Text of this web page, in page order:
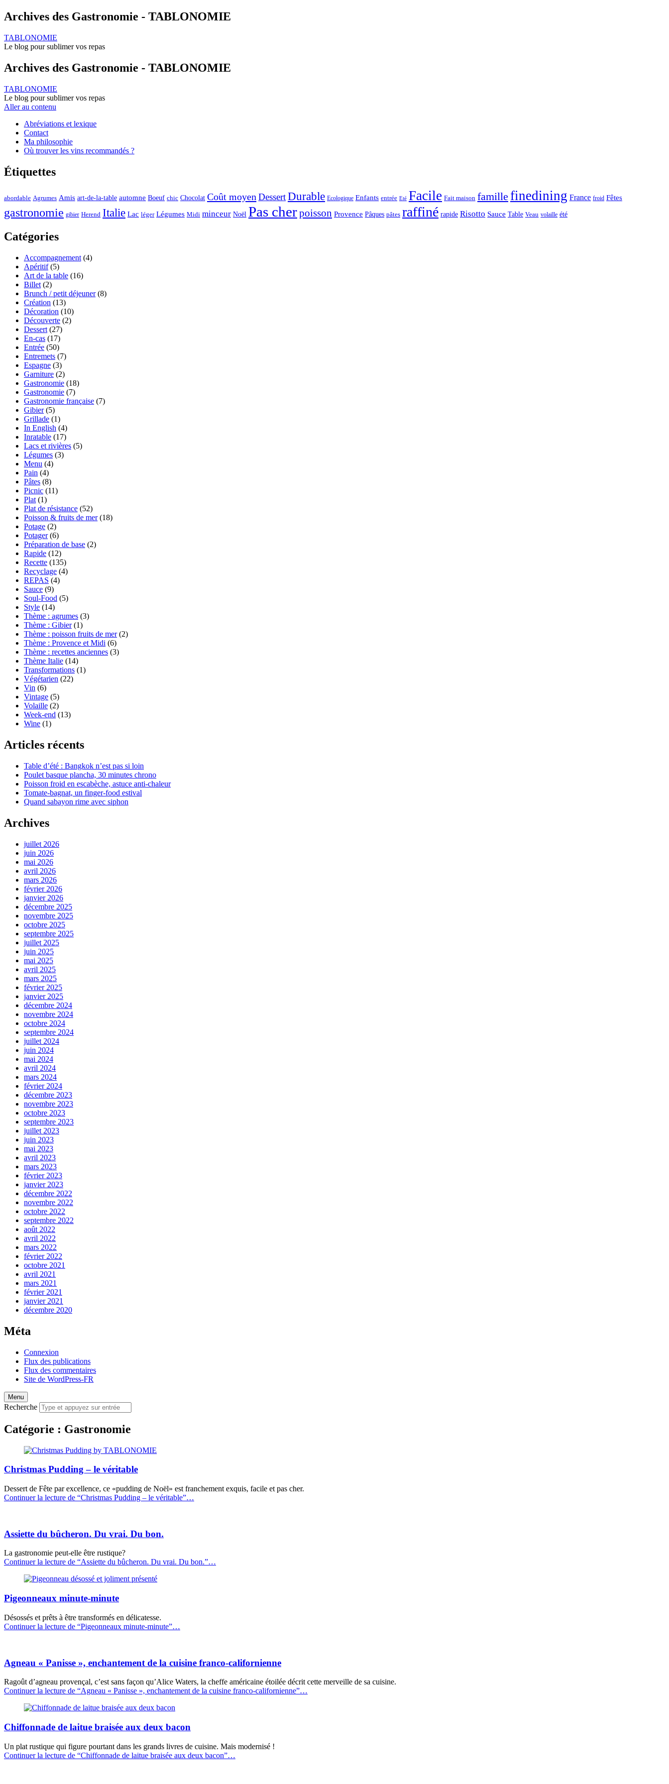
Archives des Gastronomie - TABLONOMIE
TABLONOMIE
Le blog pour sublimer vos repas
Archives des Gastronomie - TABLONOMIE
TABLONOMIE
Le blog pour sublimer vos repas
Aller au contenu
Abréviations et lexique
Contact
Ma philosophie
Où trouver les vins recommandés ?
Étiquettes
abordable Agrumes Amis art-de-la-table automne Boeuf chic Chocolat Coût moyenDessertDurable Ecologique Enfants entrée Eté Facile Fait maison famille finedining France froid Fêtes
gastronomie gibier Herend Italie Lac léger Légumes Midi minceur Noël Pas cherpoisson Provence Pâques pâtes raffiné rapide Risotto Sauce Table Veau volaille été
Catégories
Accompagnement (4)
Apéritif(5)
Art de la table (16)
Billet (2)
Brunch / petit déjeuner(8)
Création (13)
Décoration (10)
Découverte (2)
Dessert (27)
En-cas (17)
Entrée (50)
Entremets (7)
Espagne (3)
Garniture (2)
Gastronomie (18)
Gastronomie (7)
Gastronomie française (7)
Gibier(5)
Grillade (1)
In English (4)
Inratable (17)
Lacs et rivières (5)
Légumes (3)
Menu (4)
Pain (4)
Pâtes (8)
Picnic (11)
Plat (1)
Plat de résistance (52)
Poisson & fruits de mer(18)
Potage (2)
Potager(6)
Préparation de base (2)
Rapide (12)
Recette (135)
Recyclage (4)
REPAS (4)
Sauce (9)
Soul-Food (5)
Style (14)
Thème : agrumes (3)
Thème : Gibier(1)
Thème : poisson fruits de mer(2)
Thème : Provence et Midi (6)
Thème : recettes anciennes (3)
Thème Italie (14)
Transformations (1)
Végétarien (22)
Vin (6)
Vintage (5)
Volaille (2)
Week-end (13)
Wine (1)
Articles récents
Table d’été : Bangkok n’est pas si loin
Poulet basque plancha, 30 minutes chrono
Poisson froid en escabèche, astuce anti-chaleur
Tomate-bagnat, un finger-food estival
Quand sabayon rime avec siphon
Archives
juillet 2026
juin 2026
mai 2026
avril 2026
mars 2026
février 2026
janvier 2026
décembre 2025
novembre 2025
octobre 2025
septembre 2025
juillet 2025
juin 2025
mai 2025
avril 2025
mars 2025
février 2025
janvier 2025
décembre 2024
novembre 2024
octobre 2024
septembre 2024
juillet 2024
juin 2024
mai 2024
avril 2024
mars 2024
février 2024
décembre 2023
novembre 2023
octobre 2023
septembre 2023
juillet 2023
juin 2023
mai 2023
avril 2023
mars 2023
février 2023
janvier 2023
décembre 2022
novembre 2022
octobre 2022
septembre 2022
août 2022
avril 2022
mars 2022
février 2022
octobre 2021
avril 2021
mars 2021
février 2021
janvier 2021
décembre 2020
Méta
Connexion
Flux des publications
Flux des commentaires
Site de WordPress-FR
Menu
Recherche
Catégorie : Gastronomie
Christmas Pudding – le véritable
Dessert de Fête par excellence, ce «pudding de Noël» est franchement exquis, facile et pas cher.
Continuer la lecture de “Christmas Pudding – le véritable”…
Assiette du bûcheron. Du vrai. Du bon.
La gastronomie peut-elle être rustique?
Continuer la lecture de “Assiette du bûcheron. Du vrai. Du bon.”…
Pigeonneaux minute-minute
Désossés et prêts à être transformés en délicatesse.
Continuer la lecture de “Pigeonneaux minute-minute”…
Agneau « Panisse », enchantement de la cuisine franco-californienne
Ragoût d’agneau provençal, c’est sans façon qu’Alice Waters, la cheffe américaine étoilée décrit cette merveille de sa cuisine.
Continuer la lecture de “Agneau « Panisse », enchantement de la cuisine franco-californienne”…
Chiffonnade de laitue braisée aux deux bacon
Un plat rustique qui figure pourtant dans les grands livres de cuisine. Mais modernisé !
Continuer la lecture de “Chiffonnade de laitue braisée aux deux bacon”…